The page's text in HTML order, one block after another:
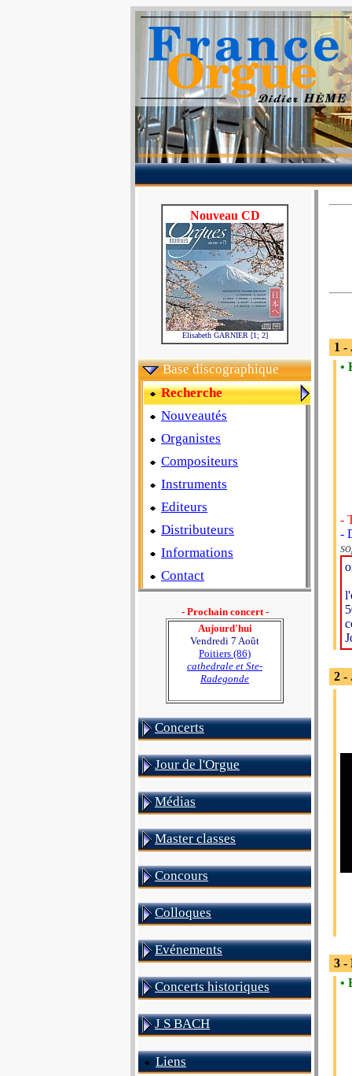
Nouveau CD
Elisabeth GARNIER [1; 2]
Base discographique
Recherche
Nouveautés
Organistes
Compositeurs
Instruments
Editeurs
Distributeurs
Informations
Contact
- Prochain concert -
Aujourd'hui
Vendredi 7 Août
Poitiers (86)
cathedrale et Ste-
Radegonde
Concerts
Jour de l'Orgue
Médias
Master classes
Concours
Colloques
Evénements
Concerts historiques
J S BACH
Liens
1 -
•
-
-
2 -
3 -
•